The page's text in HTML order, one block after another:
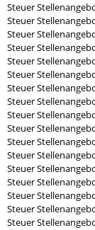
Steuer
Steuer
Steuer
Steuer
Steuer
Steuer
Steuer
Steuer
Steuer
Steuer
Steuer
Steuer
Steuer
Steuer
Steuer
Steuer
Steuer